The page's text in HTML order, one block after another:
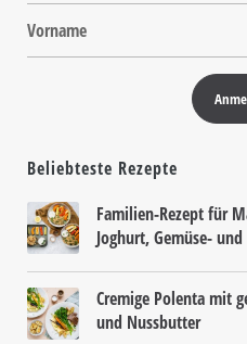
Beliebteste Rezepte
Familien-Rezept für
Joghurt, Gemüse-
Cremige Polenta mit
und Nussbutter